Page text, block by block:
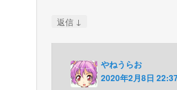
返信 ↓
やねうらお
2020年2月8日